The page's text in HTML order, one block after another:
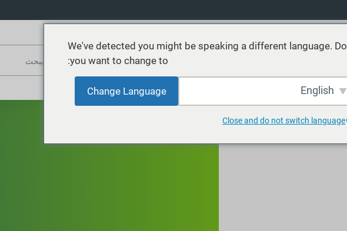
موارد عن
We've detected you might be speaking a different language. Do
you want to change to:
English
Change Language
Close and do not switch language